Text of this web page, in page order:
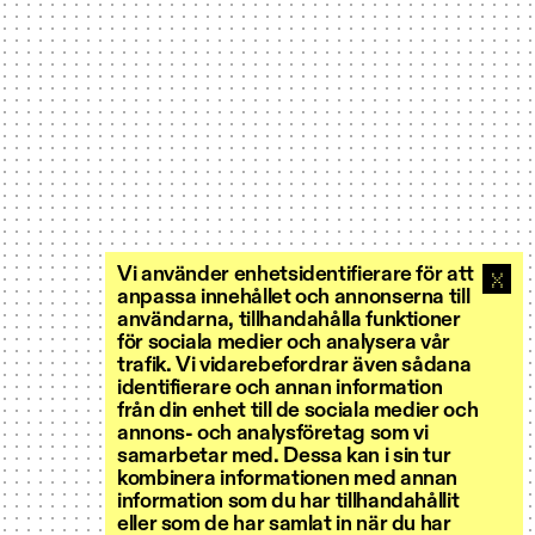
Vi använder enhetsidentifierare för att
anpassa innehållet och annonserna till
användarna, tillhandahålla funktioner
för sociala medier och analysera vår
trafik. Vi vidarebefordrar även sådana
identifierare och annan information
från din enhet till de sociala medier och
annons- och analysföretag som vi
samarbetar med. Dessa kan i sin tur
kombinera informationen med annan
information som du har tillhandahållit
eller som de har samlat in när du har